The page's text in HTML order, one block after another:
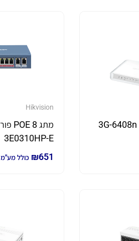
Hikvision
3E0310HP-E
₪651 כולל מע"מ